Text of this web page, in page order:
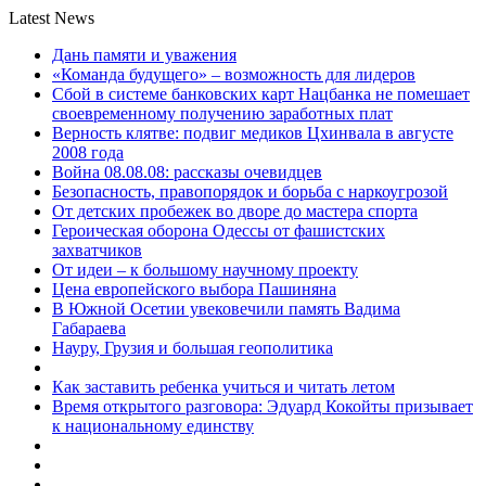
Latest News
Дань памяти и уважения
«Команда будущего» – возможность для лидеров
Сбой в системе банковских карт Нацбанка не помешает
своевременному получению заработных плат
Верность клятве: подвиг медиков Цхинвала в августе
2008 года
Война 08.08.08: рассказы очевидцев
Безопасность, правопорядок и борьба с наркоугрозой
От детских пробежек во дворе до мастера спорта
Героическая оборона Одессы от фашистских
захватчиков
От идеи – к большому научному проекту
Цена европейского выбора Пашиняна
В Южной Осетии увековечили память Вадима
Габараева
Науру, Грузия и большая геополитика
Как заставить ребенка учиться и читать летом
Время открытого разговора: Эдуард Кокойты призывает
к национальному единству